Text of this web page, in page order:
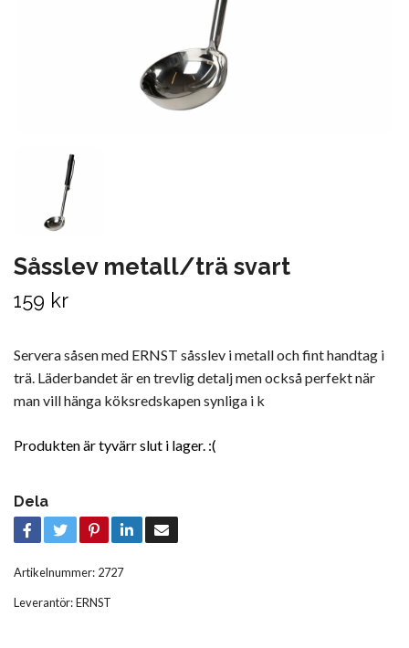
Såsslev metall/trä svart
159 kr
Servera såsen med ERNST såsslev i metall och fint handtag i
trä. Läderbandet är en trevlig detalj men också perfekt när
man vill hänga köksredskapen synliga i k
Produkten är tyvärr slut i lager. :(
Dela
Artikelnummer: 2727
Leverantör:ERNST